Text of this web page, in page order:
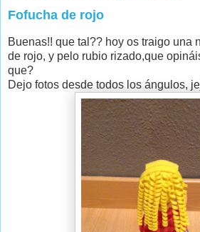
Fofucha de rojo
Buenas!! que tal?? hoy os traigo una
de rojo, y pelo rubio rizado,que
que?
Dejo fotos desde todos los ángulos,